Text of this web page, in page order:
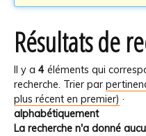
Résultats de
Il y a 4 éléments qui
recherche. Trier par
plus récent en premier) ·
alphabétiquement
La recherche n'a donné